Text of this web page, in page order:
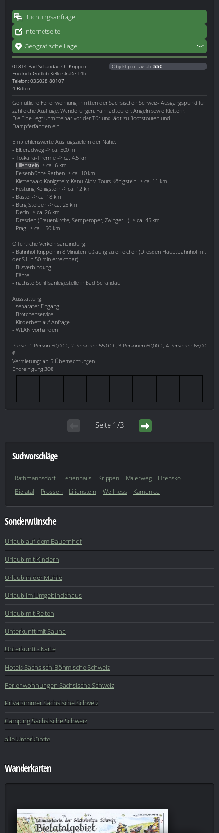
Buchungsanfrage
Internetseite
Geografische Lage
01814 Bad Schandau OT Krippen
Friedrich-Gottlob-Kellerstraße 14b
Telefon: 035028 80107
4 Betten
Objekt pro Tag ab: 55€
Gemütliche Ferienwohnung inmitten der Sächsischen Schweiz- Ausgangspunkt für
zahlreiche Ausflüge, Wanderungen, Fahrradtouren, Angeln sowie Klettern.
Die Elbe liegt unmittelbar vor der Tür und lädt zu Bootstouren und
Dampferfahrten ein.
Empfehlenswerte Ausflugsziele in der Nähe:
- Elberadweg -> ca. 500 m
- Toskana-Therme -> ca. 4,5 km
- Lilienstein -> ca. 6 km
- Felsenbühne Rathen -> ca. 10 km
- Kletterwald Königstein; Kanu-Aktiv-Tours Königstein -> ca. 11 km
- Festung Königstein -> ca. 12 km
- Bastei -> ca. 18 km
- Burg Stolpen -> ca. 25 km
- Decin -> ca. 26 km
- Dresden (Frauenkirche, Semperoper, Zwinger...) -> ca. 45 km
- Prag -> ca. 150 km
Öffentliche Verkehrsanbindung:
- Bahnhof Krippen in 8 Minuten fußläufig zu erreichen (Dresden Hauptbahnhof mit
der S1 in 50 min erreichbar)
- Busverbindung
- Fähre
- nächste Schiffsanlegestelle in Bad Schandau
Ausstattung:
- separater Eingang
- Brötchenservice
- Kinderbett auf Anfrage
- WLAN vorhanden
Preise: 1 Person 50,00 €, 2 Personen 55,00 €, 3 Personen 60,00 €, 4 Personen 65,00
€
Vermietung: ab 5 Übernachtungen
Endreinigung 30€
Seite 1/3
Suchvorschläge
Rathmannsdorf Ferienhaus Krippen Malerweg
Hrensko
Bielatal
Prossen Lilienstein Wellness Kamenice
Sonderwünsche
Urlaub auf dem Bauernhof
Urlaub mit Kindern
Urlaub in der Mühle
Urlaub im Umgebindehaus
Urlaub mit Reiten
Unterkunft mit Sauna
Unterkunft - Karte
Hotels Sächsisch-Böhmische Schweiz
Ferienwohnungen Sächsische Schweiz
Privatzimmer Sächsische Schweiz
Camping Sächsische Schweiz
alle Unterkünfte
Wanderkarten